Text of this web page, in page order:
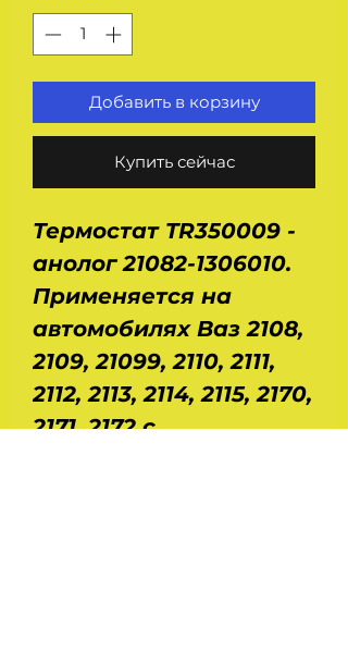
Добавить в корзину
Купить сейчас
Термостат TR350009 -
анолог 21082-1306010.
Применяется на
автомобилях Ваз 2108,
2109, 21099, 2110, 2111,
2112, 2113, 2114, 2115, 2170,
2171, 2172 с